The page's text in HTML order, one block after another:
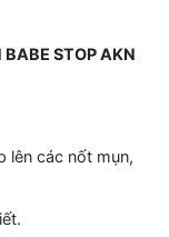
STOP AKN
lên các nốt mụn,